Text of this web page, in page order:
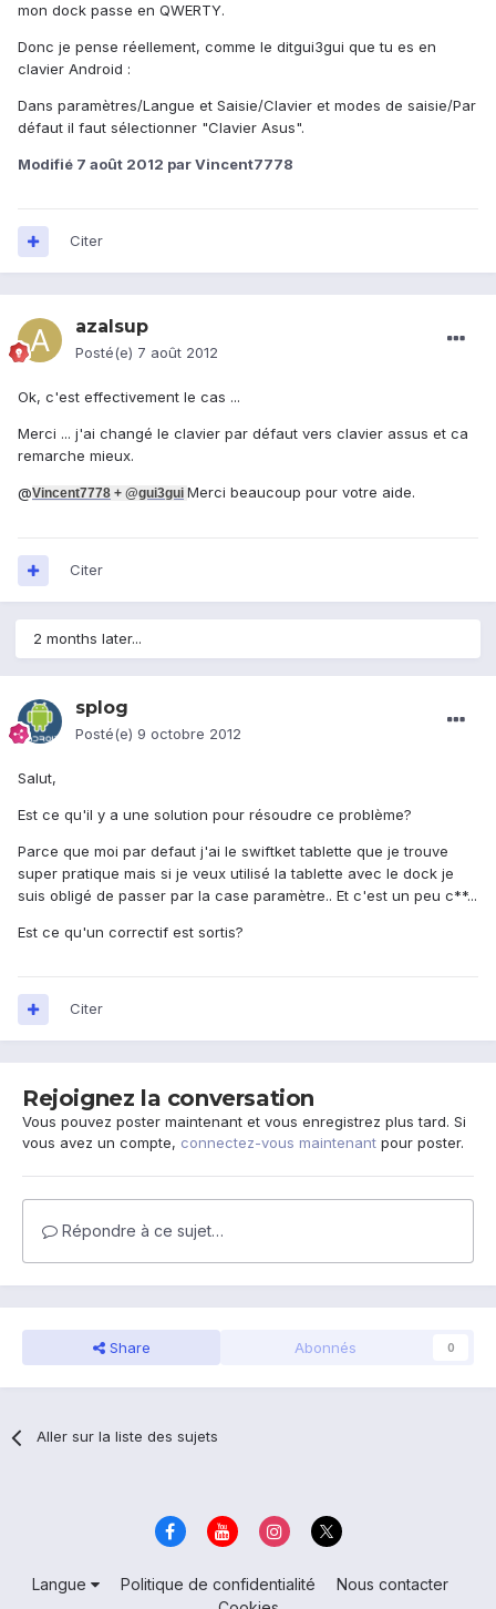
mon dock passe en QWERTY.
Donc je pense réellement, comme le ditgui3gui que tu es en
clavier Android :
Dans paramètres/Langue et Saisie/Clavier et modes de saisie/Par
défaut il faut sélectionner "Clavier Asus".
Modifié 7 août 2012 par Vincent7778
Citer
azalsup
Posté(e) 7 août 2012
Ok, c'est effectivement le cas ...
Merci ... j'ai changé le clavier par défaut vers clavier assus et ca
remarche mieux.
@Vincent7778 + @gui3gui Merci beaucoup pour votre aide.
Citer
2 months later...
splog
Posté(e) 9 octobre 2012
Salut,
Est ce qu'il y a une solution pour résoudre ce problème?
Parce que moi par defaut j'ai le swiftket tablette que je trouve
super pratique mais si je veux utilisé la tablette avec le dock je
suis obligé de passer par la case paramètre.. Et c'est un peu c**...
Est ce qu'un correctif est sortis?
Citer
Rejoignez la conversation
Vous pouvez poster maintenant et vous enregistrez plus tard. Si
vous avez un compte, connectez-vous maintenant pour poster.
Répondre à ce sujet…
Share Abonnés 0
Aller sur la liste des sujets
Langue Politique de confidentialité
Nous contacter